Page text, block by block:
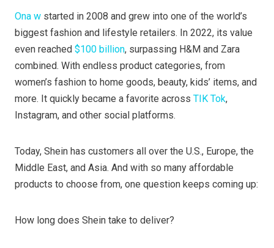
Ona w started in 2008 and grew into one of the world’s
biggest fashion and lifestyle retailers. In 2022, its value
even reached $100 billion, surpassing H&M and Zara
combined. With endless product categories, from
women’s fashion to home goods, beauty, kids’ items, and
more. It quickly became a favorite across TIK Tok,
Instagram, and other social platforms.
Today, Shein has customers all over the U.S., Europe, the
Middle East, and Asia. And with so many affordable
products to choose from, one question keeps coming up:
How long does Shein take to deliver?